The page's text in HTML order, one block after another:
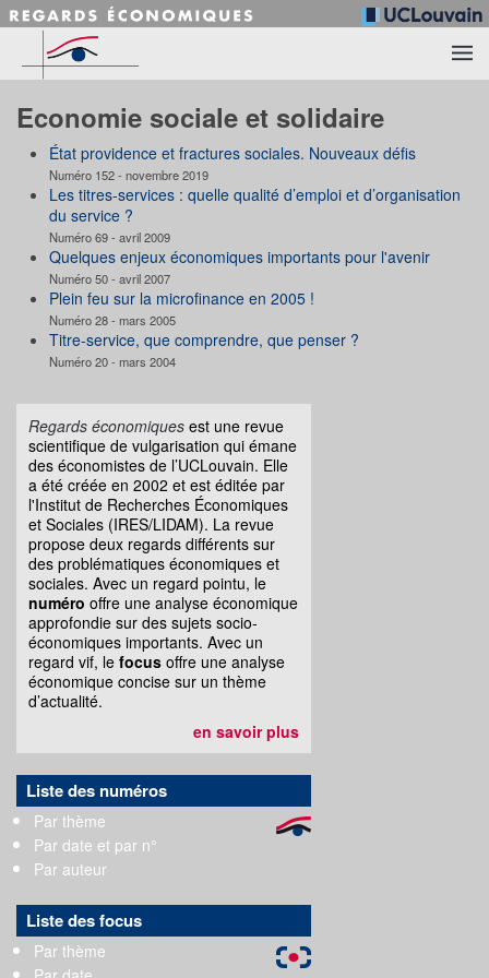
Accéder au contenu principal
Economie sociale et solidaire
État providence et fractures sociales. Nouveaux défis
Numéro 152 - novembre 2019
Les titres-services : quelle qualité d’emploi et d’organisation
du service ?
Numéro 69 - avril 2009
Quelques enjeux économiques importants pour l'avenir
Numéro 50 - avril 2007
Plein feu sur la microfinance en 2005 !
Numéro 28 - mars 2005
Titre-service, que comprendre, que penser ?
Numéro 20 - mars 2004
Regards économiques est une revue
scientifique de vulgarisation qui émane
des économistes de l’UCLouvain. Elle
a été créée en 2002 et est éditée par
l'Institut de Recherches Économiques
et Sociales (IRES/LIDAM). La revue
propose deux regards différents sur
des problématiques économiques et
sociales. Avec un regard pointu, le
numéro offre une analyse économique
approfondie sur des sujets socio-
économiques importants. Avec un
regard vif, le focus offre une analyse
économique concise sur un thème
d’actualité.
en savoir plus
Liste des numéros
Par thème
Par date et par n°
Par auteur
Liste des focus
Par thème